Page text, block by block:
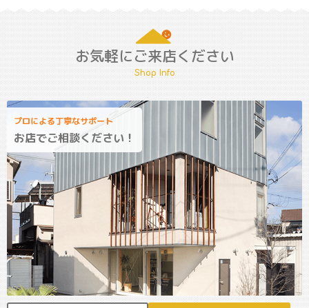
お気軽にご来店ください
Shop Info
プロによる丁寧なサポート
お店でご相談ください！